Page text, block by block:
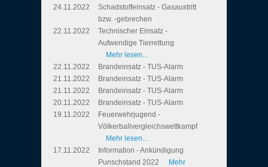
24.11.2022
Schadstoffeinsatz - Gasaustritt
bzw. -gebrechen
22.11.2022
Technischer Einsatz -
Aufwendige Tierrettung
Mehr lesen...
22.11.2022
Brandeinsatz - TUS-Alarm
21.11.2022
Brandeinsatz - TUS-Alarm
21.11.2022
Brandeinsatz - TUS-Alarm
20.11.2022
Brandeinsatz - TUS-Alarm
19.11.2022
Feuerwehrjugend -
Völkerballvergleichswettkampf
Mehr lesen...
17.11.2022
Information - Ankündigung
Punschstand 2022
Mehr